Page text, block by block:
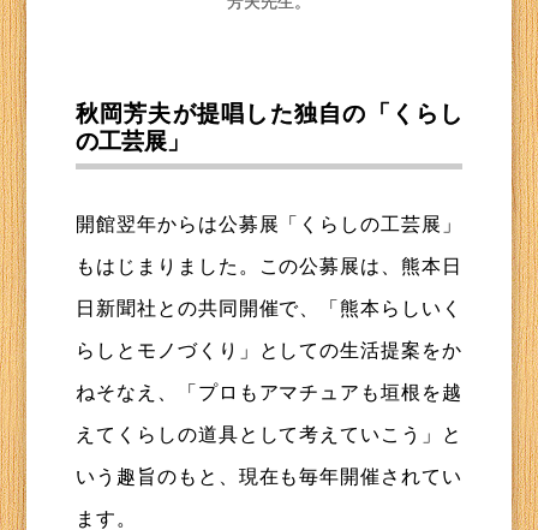
秋岡芳夫が提唱した独自の「くらし
の工芸展」
開館翌年からは公募展「くらしの工芸展」
もはじまりました。この公募展は、熊本日
日新聞社との共同開催で、「熊本らしいく
らしとモノづくり」としての生活提案をか
ねそなえ、「プロもアマチュアも垣根を越
えてくらしの道具として考えていこう」と
いう趣旨のもと、現在も毎年開催されてい
ます。